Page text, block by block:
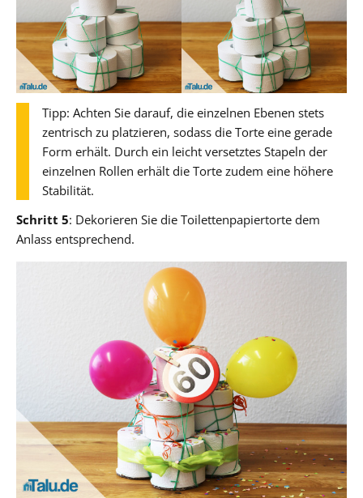
Tipp: Achten Sie darauf, die einzelnen Ebenen stets
zentrisch zu platzieren, sodass die Torte eine gerade
Form erhält. Durch ein leicht versetztes Stapeln der
einzelnen Rollen erhält die Torte zudem eine höhere
Stabilität.
Schritt 5: Dekorieren Sie die Toilettenpapiertorte dem
Anlass entsprechend.